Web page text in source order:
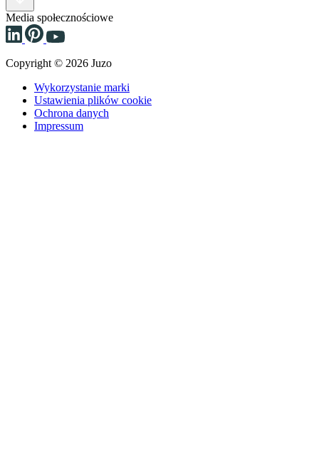
Media społecznościowe
Copyright © 2026 Juzo
Wykorzystanie marki
Ustawienia plików cookie
Ochrona danych
Impressum